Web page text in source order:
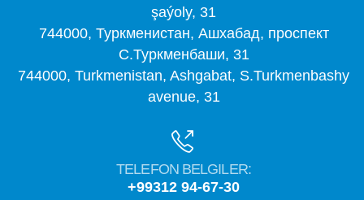
şaýoly, 31
744000, Туркменистан, Ашхабад, проспект
С.Туркменбаши, 31
744000, Turkmenistan, Ashgabat, S.Turkmenbashy
avenue, 31
TELEFON BELGILER:
+99312 94-67-30